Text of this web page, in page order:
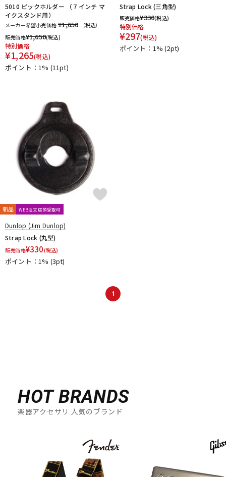
5010 ピックホルダー （７インチ マ
イクスタンド用）
メーカー希望小売価格 ¥1,650
（税込）
販売価格¥1,650(税込)
特別価格
¥1,265(税込)
ポイント：1% (11pt)
Strap Lock (三角型)
販売価格¥330(税込)
特別価格
¥297(税込)
ポイント：1%(2pt)
新品 WEB注文店頭受取可
Dunlop (Jim Dunlop)
Strap Lock (丸型)
販売価格¥330(税込)
ポイント：1% (3pt)
1
HOT BRANDS
楽器アクセサリ 人気のブランド